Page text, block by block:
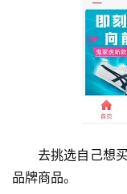
去挑选自己想
品牌商品。